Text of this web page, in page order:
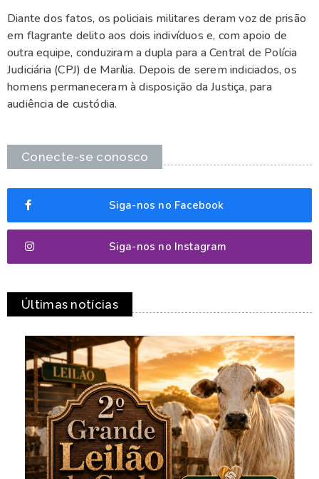
Diante dos fatos, os policiais militares deram voz de prisão
em flagrante delito aos dois indivíduos e, com apoio de
outra equipe, conduziram a dupla para a Central de Polícia
Judiciária (CPJ) de Marília. Depois de serem indiciados, os
homens permaneceram à disposição da Justiça, para
audiência de custódia.
Conecte-se conosco
Siga-nos no Facebook
Siga-nos no Instagram
Últimas notícias